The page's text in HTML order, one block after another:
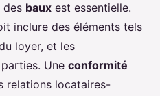
des baux est essentielle.
inclure des éléments tels
loyer, et les
Une conformité
relations locataires-